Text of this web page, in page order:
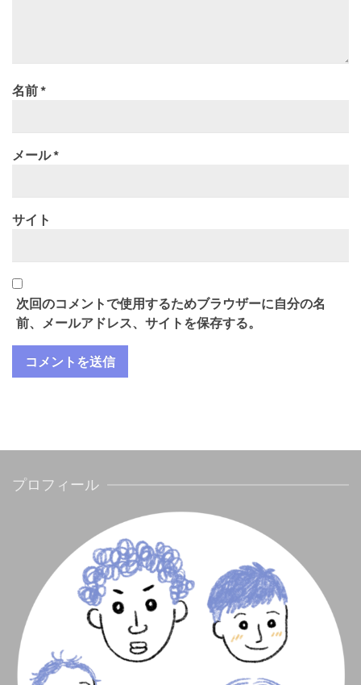
名前*
メール*
サイト
次回のコメントで使用するためブラウザーに自分の名
前、メールアドレス、サイトを保存する。
プロフィール